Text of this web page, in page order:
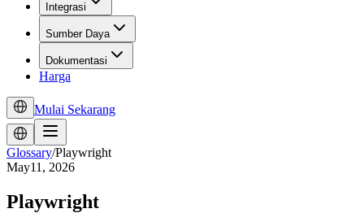
Integrasi
Sumber Daya
Dokumentasi
Harga
Mulai Sekarang
Glossary/Playwright
May11, 2026
Playwright